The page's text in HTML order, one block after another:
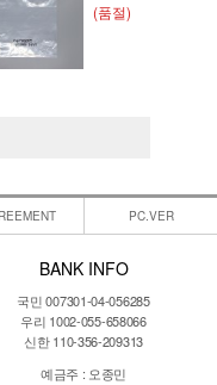
(품절)
PC.VER
BANK INFO
국민 007301-04-056285
우리 1002-055-658066
신한 110-356-209313
예금주 : 오종민